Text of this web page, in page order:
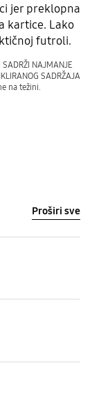
jer preklopna
kartice. Lako
futroli.
NAJMANJE
SADRŽAJA
na težini.
Proširi sve